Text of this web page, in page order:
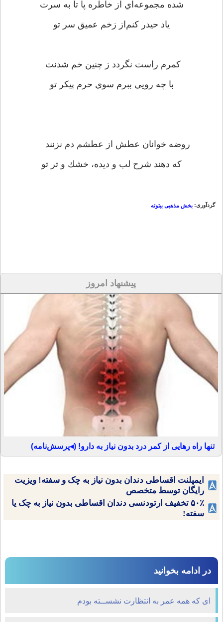
شده ‌مجموعه‌اي‌ از خاطره ‌پا تا به ‌سرت‌
ياد حيدر كنم‌از زخم ‌عميق ‌سر تو
كمرم ‌راست‌ نگردد ز چنين ‌خم‌ شدنت‌
با چه ‌رويي‌ ببرم‌ سوي ‌حرم ‌پيكر تو
روضه‌ خوانان‌ عطش ‌از عطشم‌ دم ‌نزنند
كه ‌دهند شرح ‌لب‌ و ديده‌، خشك ‌و تر تو
گردآوری: بخش مذهبی بیتوته
پیشنهاد امروز
تنها راه رهایی از کمر درد بدون نیاز به دارو! (◂پرسش‌نامه)
ایمپلنت اقساطی دندان بدون نیاز به چک و سفته! ویزیت
رایگان توسط متخصص
۵۰٪ تخفیف ارتودنسی دندان اقساطی بدون نیاز به چک یا
سفته!
در ادامه بخوانید
ای که همه عمر به انتظارت نشســته بودم